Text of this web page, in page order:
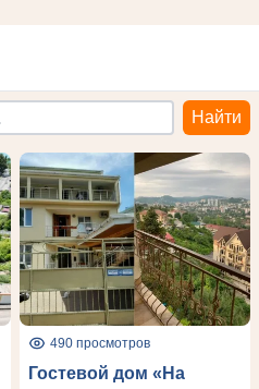
490 просмотров
Гостевой дом «На